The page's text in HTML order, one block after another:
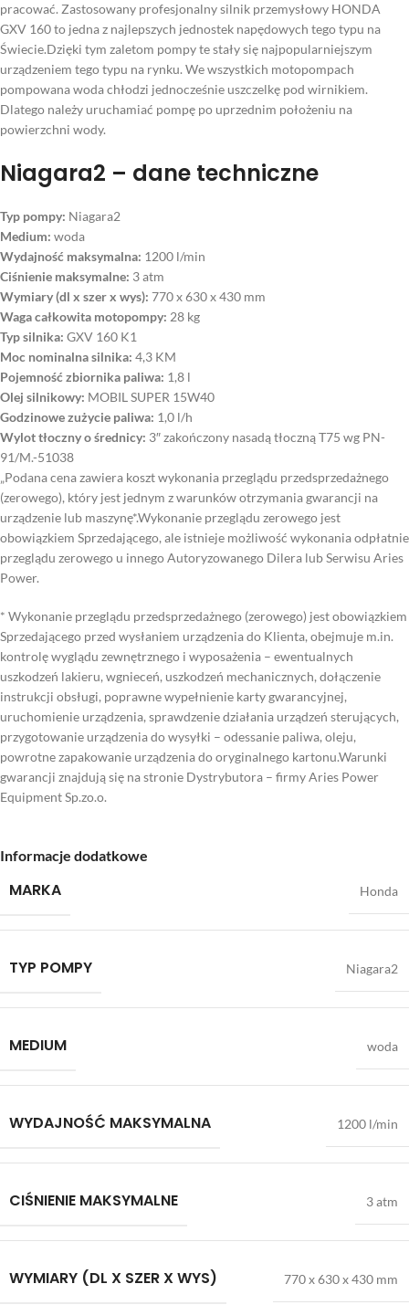
pracować. Zastosowany profesjonalny silnik przemysłowy HONDA
GXV 160 to jedna z najlepszych jednostek napędowych tego typu na
Świecie.Dzięki tym zaletom pompy te stały się najpopularniejszym
urządzeniem tego typu na rynku. We wszystkich motopompach
pompowana woda chłodzi jednocześnie uszczelkę pod wirnikiem.
Dlatego należy uruchamiać pompę po uprzednim położeniu na
powierzchni wody.
Niagara2 – dane techniczne
Typ pompy: Niagara2
Medium: woda
Wydajność maksymalna: 1200 l/min
Ciśnienie maksymalne: 3 atm
Wymiary (dl x szer x wys): 770 x 630 x 430 mm
Waga całkowita motopompy: 28 kg
Typ silnika: GXV 160 K1
Moc nominalna silnika: 4,3 KM
Pojemność zbiornika paliwa: 1,8 l
Olej silnikowy: MOBIL SUPER 15W40
Godzinowe zużycie paliwa: 1,0 l/h
Wylot tłoczny o średnicy: 3″ zakończony nasadą tłoczną T75 wg PN-
91/M.-51038
„Podana cena zawiera koszt wykonania przeglądu przedsprzedażnego
(zerowego), który jest jednym z warunków otrzymania gwarancji na
urządzenie lub maszynę*.Wykonanie przeglądu zerowego jest
obowiązkiem Sprzedającego, ale istnieje możliwość wykonania odpłatnie
przeglądu zerowego u innego Autoryzowanego Dilera lub Serwisu Aries
Power.
* Wykonanie przeglądu przedsprzedażnego (zerowego) jest obowiązkiem
Sprzedającego przed wysłaniem urządzenia do Klienta, obejmuje m.in.
kontrolę wyglądu zewnętrznego i wyposażenia – ewentualnych
uszkodzeń lakieru, wgnieceń, uszkodzeń mechanicznych, dołączenie
instrukcji obsługi, poprawne wypełnienie karty gwarancyjnej,
uruchomienie urządzenia, sprawdzenie działania urządzeń sterujących,
przygotowanie urządzenia do wysyłki – odessanie paliwa, oleju,
powrotne zapakowanie urządzenia do oryginalnego kartonu.Warunki
gwarancji znajdują się na stronie Dystrybutora – firmy Aries Power
Equipment Sp.zo.o.
Informacje dodatkowe
MARKA Honda
TYP POMPY Niagara2
MEDIUM woda
WYDAJNOŚĆ MAKSYMALNA 1200 l/min
CIŚNIENIE MAKSYMALNE 3 atm
WYMIARY (DL X SZER X WYS) 770 x 630 x 430 mm